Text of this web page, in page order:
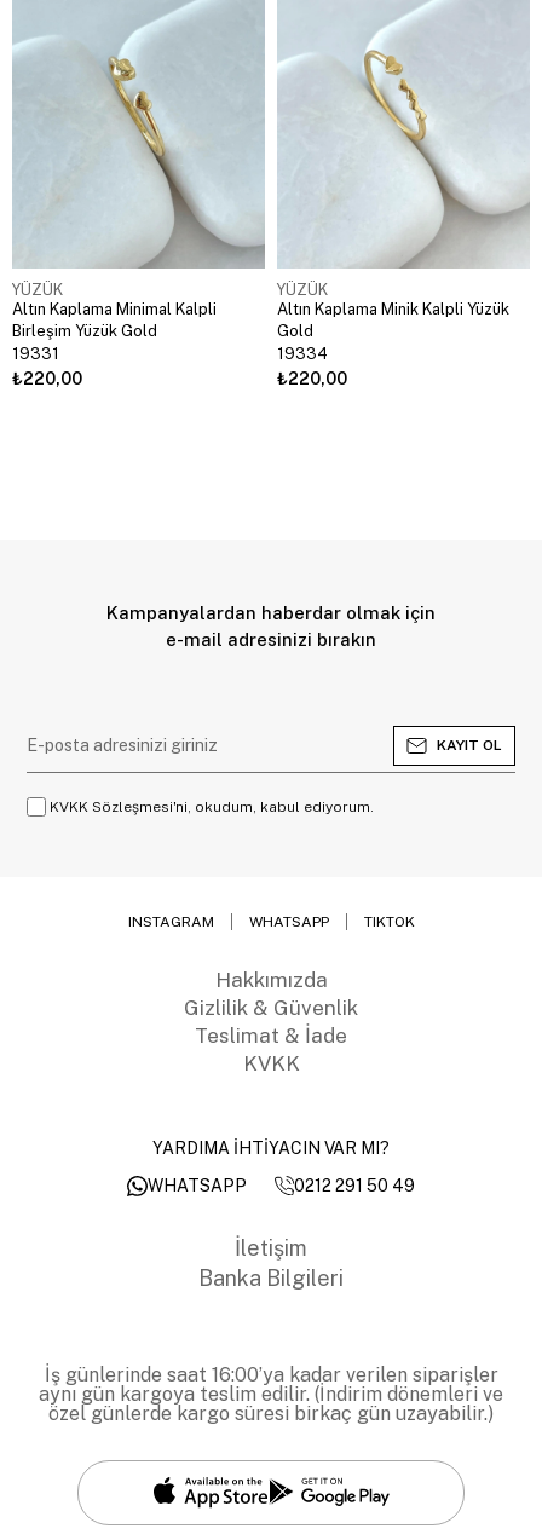
YÜZÜK
Altın Kaplama Minimal Kalpli
Birleşim Yüzük Gold
19331
₺220,00
YÜZÜK
Altın Kaplama Minik Kalpli Yüzük
Gold
19334
₺220,00
Kampanyalardan haberdar olmak için
e-mail adresinizi bırakın
KAYIT OL
KVKK Sözleşmesi'ni, okudum, kabul ediyorum.
INSTAGRAM WHATSAPP TIKTOK
Hakkımızda
Gizlilik & Güvenlik
Teslimat & İade
KVKK
YARDIMA İHTİYACIN VAR MI?
WHATSAPP
0212 291 50 49
İletişim
Banka Bilgileri
İş günlerinde saat 16:00’ya kadar verilen siparişler
aynı gün kargoya teslim edilir. (İndirim dönemleri ve
özel günlerde kargo süresi birkaç gün uzayabilir.)